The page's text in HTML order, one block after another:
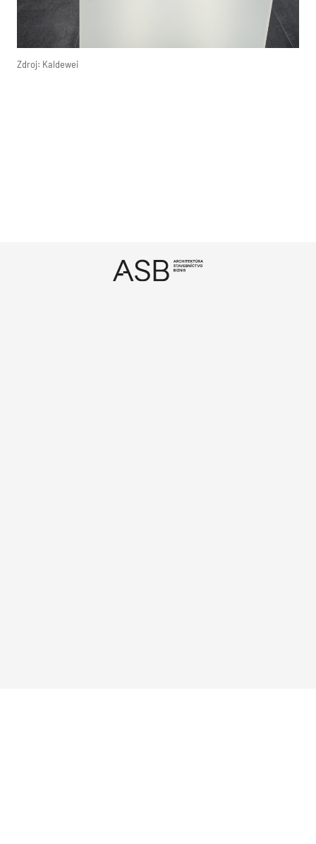
Zdroj: Kaldewei